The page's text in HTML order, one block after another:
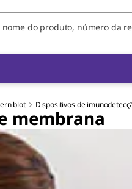
blot Dispositivos de
membrana